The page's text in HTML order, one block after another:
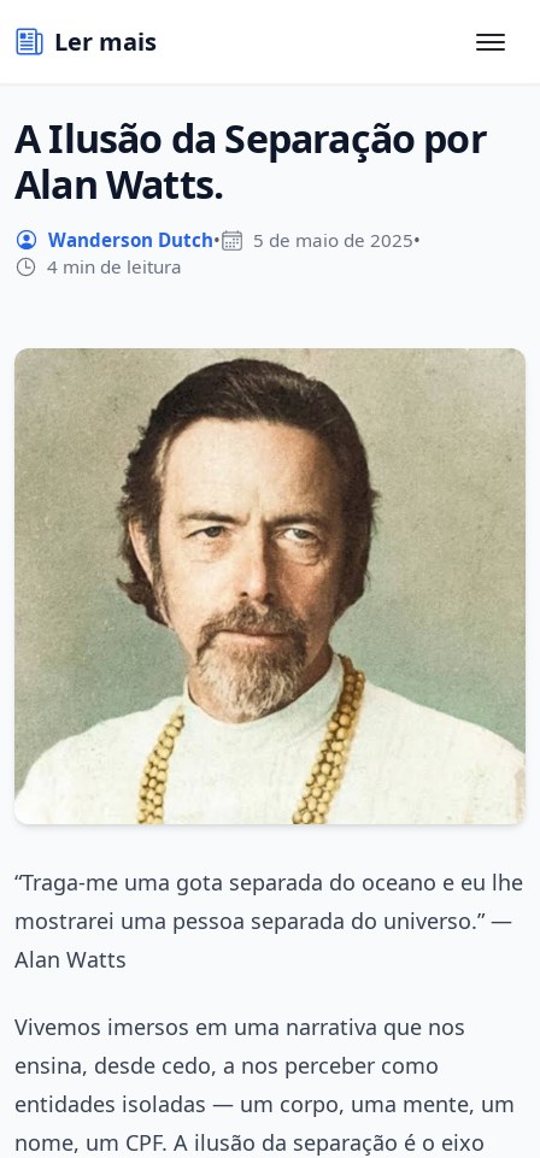
Ler mais
A Ilusão da Separação por
Alan Watts.
Wanderson Dutch• 5 de maio de 2025•
4 min de leitura
“Traga-me uma gota separada do oceano e eu lhe
mostrarei uma pessoa separada do universo.” —
Alan Watts
Vivemos imersos em uma narrativa que nos
ensina, desde cedo, a nos perceber como
entidades isoladas — um corpo, uma mente, um
nome, um CPF. A ilusão da separação é o eixo